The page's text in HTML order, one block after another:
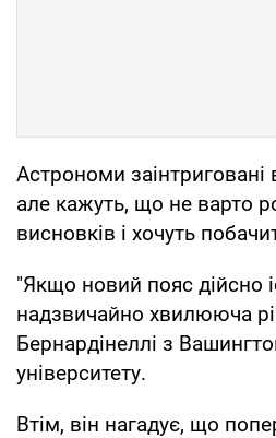
Астрономи заінтриговані
але кажуть, що не варто
висновків і хочуть
"Якщо новий пояс дійсно
надзвичайно хвилююча
Бернардінеллі з
університету.
Втім, він нагадує, що